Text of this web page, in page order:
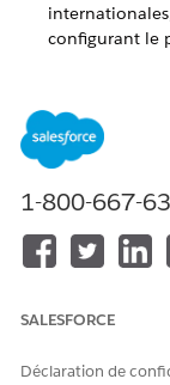
configurant le
distribution de
des sites LWR
utilisant un
CET
1-800-667-
SALESFORCE
Déclaration de